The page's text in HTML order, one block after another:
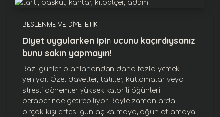
BESLENME VE DIYETETIK
Diyet uygularken ipin ucunu kaçırdıysanız
bunu sakın yapmayın!
Bazı günler planlanandan daha fazla yemek
yeniyor. Özel davetler, tatiller, kutlamalar veya
stresli dönemler yüksek kalorili öğünleri
beraberinde getirebiliyor. Böyle zamanlarda
birçok kişi ertesi gün aç kalmaya, öğün atlamaya